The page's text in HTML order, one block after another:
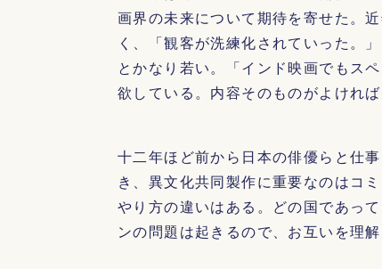
画界の未来について期待を寄せた。
く、「観客が洗練化されていった。
とかなり若い。「インド映画でもス
欲している。内容そのものがよけれ
十二年ほど前から日本の俳優らと仕
き、異文化共同製作に重要なのはコ
やり方の違いはある。どの国であっ
ンの問題は起きるので、お互いを理